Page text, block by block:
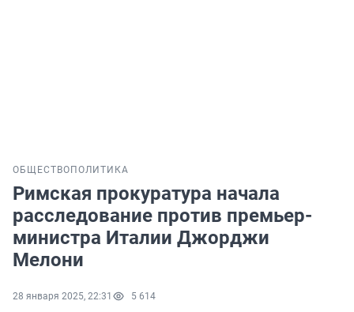
ОБЩЕСТВО ПОЛИТИКА
Римская прокуратура начала
расследование против премьер-
министра Италии Джорджи
Мелони
28 января 2025, 22:31 5 614